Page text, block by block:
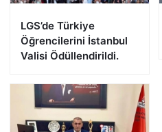
LGS’de Türkiye
Öğrencilerini İstanbul
Valisi Ödüllendirildi.